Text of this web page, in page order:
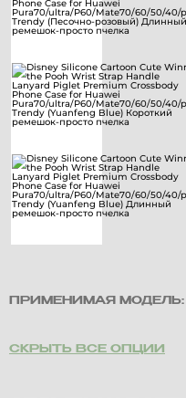
ПРИМЕНИМАЯ МОДЕЛЬ:
СКРЫТЬ ВСЕ ОПЦИИ